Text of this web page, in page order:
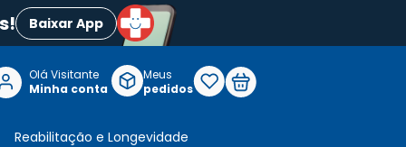
Baixar App
Olá Visitante
Minha conta
Meus
pedidos
Reabilitação e Longevidade